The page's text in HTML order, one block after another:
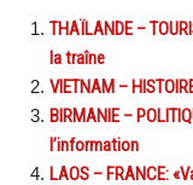
THAÏLANDE –
la traîne
VIETNAM –
BIRMANIE –
l’information
LAOS – FRANCE: